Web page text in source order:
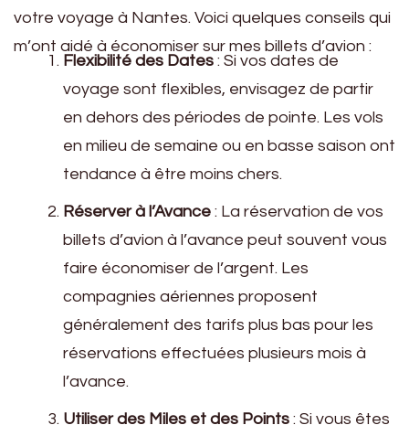
votre voyage à Nantes. Voici quelques conseils qui
m’ont aidé à économiser sur mes billets d’avion :
Flexibilité des Dates : Si vos dates de
voyage sont flexibles, envisagez de partir
en dehors des périodes de pointe. Les vols
en milieu de semaine ou en basse saison ont
tendance à être moins chers.
Réserver à l’Avance : La réservation de vos
billets d’avion à l’avance peut souvent vous
faire économiser de l’argent. Les
compagnies aériennes proposent
généralement des tarifs plus bas pour les
réservations effectuées plusieurs mois à
l’avance.
Utiliser des Miles et des Points : Si vous êtes